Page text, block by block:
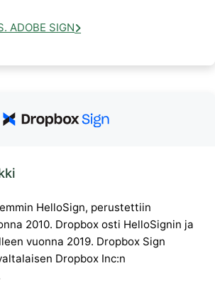
ADOBE SIGN
HelloSign, perustettiin
2010. Dropbox osti HelloSignin ja
vuonna 2019. Dropbox Sign
Dropbox Inc:n